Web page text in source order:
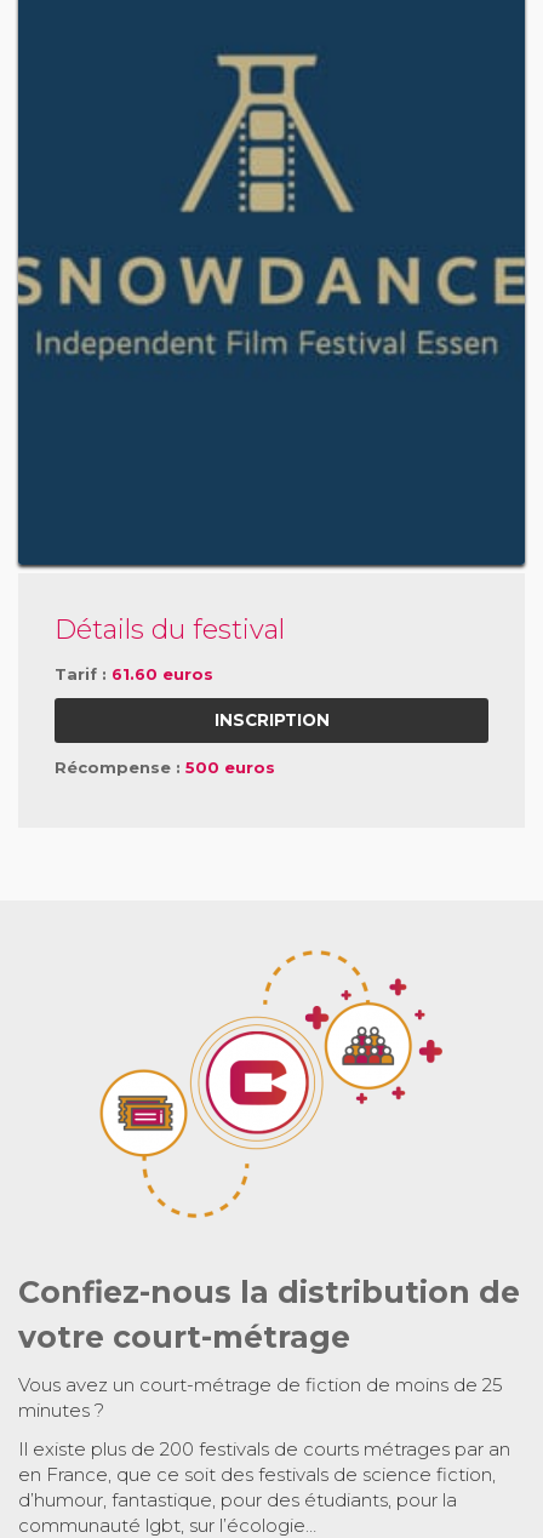
Détails du festival
Tarif : 61.60 euros
INSCRIPTION
Récompense : 500 euros
Confiez-nous la distribution de
votre court-métrage
Vous avez un court-métrage de fiction de moins de 25
minutes ?
Il existe plus de 200 festivals de courts métrages par an
en France, que ce soit des festivals de science fiction,
d’humour, fantastique, pour des étudiants, pour la
communauté lgbt, sur l’écologie…